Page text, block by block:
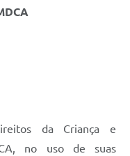
da Criança e
no uso de suas